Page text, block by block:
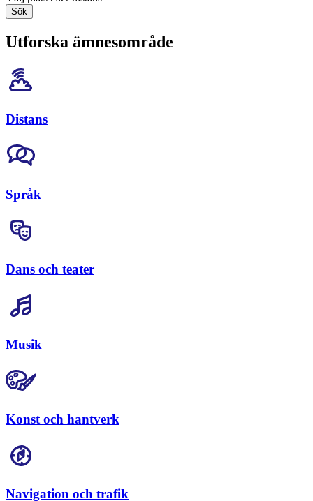
Sök
Utforska ämnesområde
Distans
Språk
Dans och teater
Musik
Konst och hantverk
Navigation och trafik